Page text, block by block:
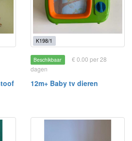
K198/1
Beschikbaar
€ 0.00 per 28
dagen
12m+ Baby tv dieren